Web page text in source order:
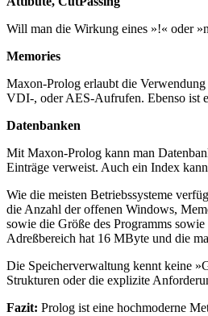
Will man die Wirkung eines »!« oder
Memories
Maxon-Prolog erlaubt die
VDI-, oder AES-Aufrufen. Ebenso ist
Datenbanken
Mit Maxon-Prolog kann man
Einträge verweist. Auch ein Index
Wie die meisten Betriebssysteme
die Anzahl der offenen Windows,
sowie die Größe des Programms
Adreßbereich hat 16 MByte und die
Die Speicherverwaltung kennt keine
Strukturen oder die explizite
Fazit: Prolog ist eine hochmoderne